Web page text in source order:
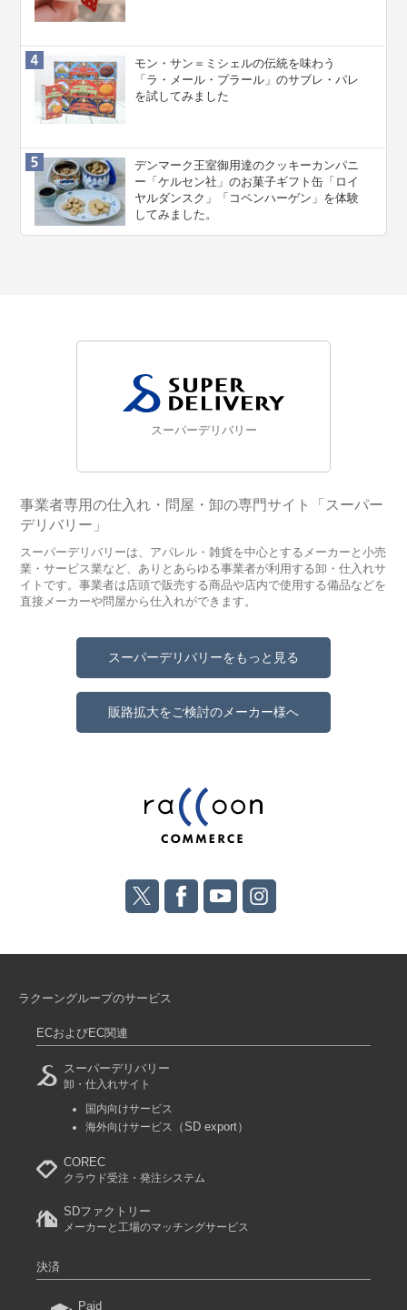
モン・サン＝ミシェルの伝統を味わう
「ラ・メール・プラール」のサブレ・パレ
を試してみました
デンマーク王室御用達のクッキーカンパニ
ー「ケルセン社」のお菓子ギフト缶「ロイ
ヤルダンスク」「コペンハーゲン」を体験
してみました。
スーパーデリバリー
事業者専用の仕入れ・問屋・卸の専門サイト「スーパー
デリバリー」
スーパーデリバリーは、アパレル・雑貨を中心とするメーカーと小売
業・サービス業など、ありとあらゆる事業者が利用する卸・仕入れサ
イトです。事業者は店頭で販売する商品や店内で使用する備品などを
直接メーカーや問屋から仕入れができます。
スーパーデリバリーをもっと見る
販路拡大をご検討のメーカー様へ
ラクーングループのサービス
ECおよびEC関連
スーパーデリバリー
卸・仕入れサイト
国内向けサービス
海外向けサービス
（SD export）
COREC
クラウド受注・発注システム
SDファクトリー
メーカーと工場のマッチングサービス
決済
Paid